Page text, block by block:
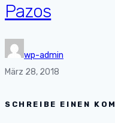
Pazos
wp-admin
März 28, 2018
SCHREIBE EINEN